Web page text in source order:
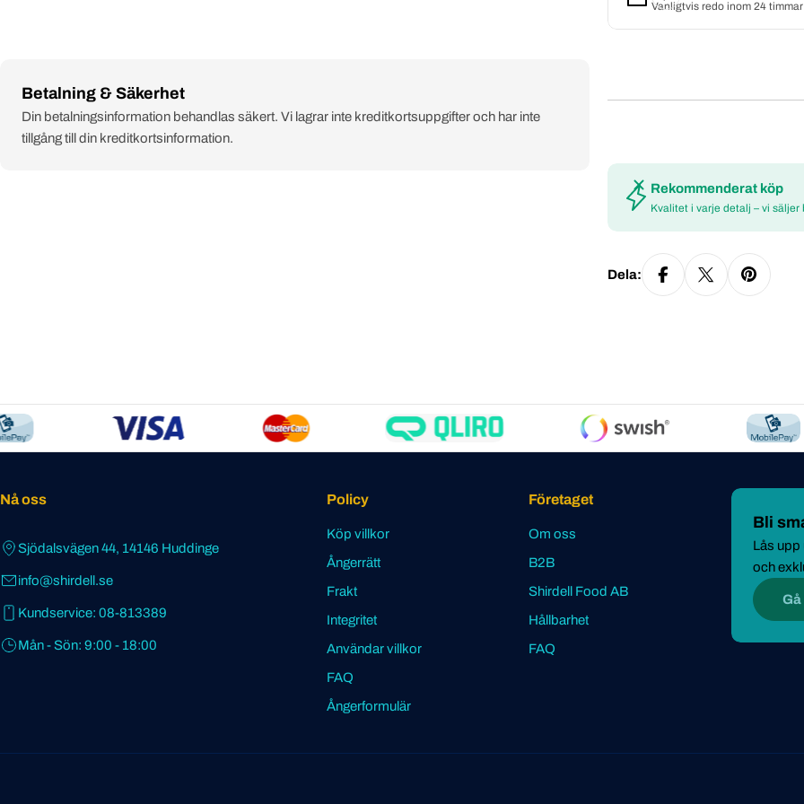
Betalning & Säkerhet
Payment
methods
Din betalningsinformation behandlas säkert. Vi lagrar inte kreditkortsuppgifter och har inte
tillgång till din kreditkortsinformation.
Vanligtvis redo inom 24 timmar
Rekommenderat köp
Kvalitet i varje detalj – vi säljer
Dela:
Nå oss
Sjödalsvägen 44, 14146 Huddinge
info@shirdell.se
Kundservice: 08-813389
Mån - Sön: 9:00 - 18:00
Policy
Köp villkor
Ångerrätt
Frakt
Integritet
Användar villkor
FAQ
Ångerformulär
Företaget
Om oss
B2B
Shirdell Food AB
Hållbarhet
FAQ
Bli
Lås upp
och
Gå